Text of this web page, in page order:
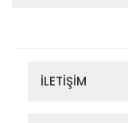
İLETİŞİM